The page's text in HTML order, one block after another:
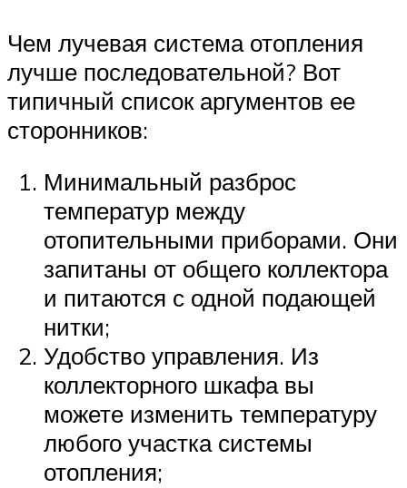
Чем лучевая система отопления
лучше последовательной? Вот
типичный список аргументов ее
сторонников:
Минимальный разброс
температур между
отопительными приборами. Они
запитаны от общего коллектора
и питаются с одной подающей
нитки;
Удобство управления. Из
коллекторного шкафа вы
можете изменить температуру
любого участка системы
отопления;